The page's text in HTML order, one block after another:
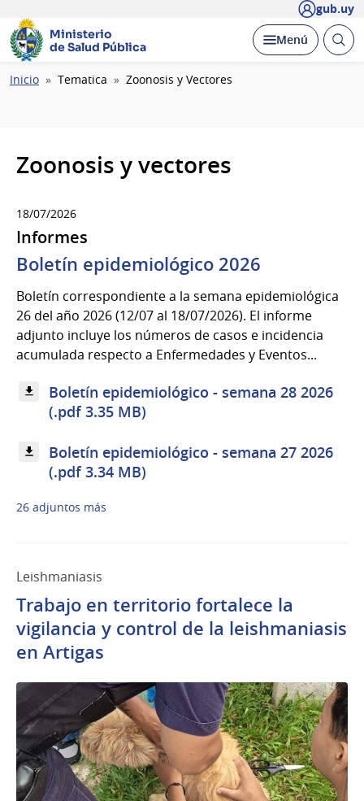
gub.uy
Ministerio
de Salud Pública
Desplegar
Menú Abrir
Ruta
Inicio Tematica Zoonosis y Vectores
Zoonosis y vectores
18/07/2026
Informes
Boletín epidemiológico 2026
Boletín correspondiente a la semana epidemiológica
26 del año 2026 (12/07 al 18/07/2026). El informe
adjunto incluye los números de casos e incidencia
acumulada respecto a Enfermedades y Eventos...
Boletín epidemiológico - semana 28 2026
(.pdf 3.35 MB)
Boletín epidemiológico - semana 27 2026
(.pdf 3.34 MB)
26 adjuntos más
Leishmaniasis
Trabajo en territorio fortalece la
vigilancia y control de la leishmaniasis
en Artigas